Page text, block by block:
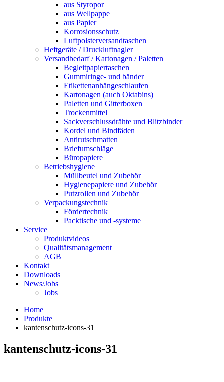
aus Styropor
aus Wellpappe
aus Papier
Korrosionsschutz
Luftpolsterversandtaschen
Heftgeräte / Druckluftnagler
Versandbedarf / Kartonagen / Paletten
Begleitpapiertaschen
Gummiringe- und bänder
Etikettenanhängeschlaufen
Kartonagen (auch Oktabins)
Paletten und Gitterboxen
Trockenmittel
Sackverschlussdrähte und Blitzbinder
Kordel und Bindfäden
Antirutschmatten
Briefumschläge
Büropapiere
Betriebshygiene
Müllbeutel und Zubehör
Hygienepapiere und Zubehör
Putzrollen und Zubehör
Verpackungstechnik
Fördertechnik
Packtische und -systeme
Service
Produktvideos
Qualitätsmanagement
AGB
Kontakt
Downloads
News/Jobs
Jobs
Home
Produkte
kantenschutz-icons-31
kantenschutz-icons-31